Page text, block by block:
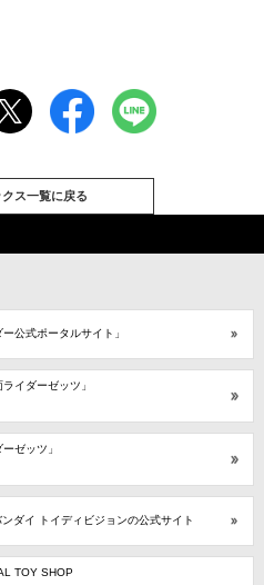
クス一覧に戻る
公式ポータルサイト」
イダーゼッツ」
ゼッツ」
ダイ トイディビジョンの公式サイト
TOY SHOP